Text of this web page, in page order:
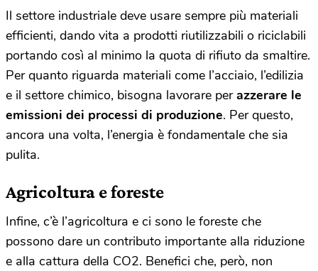
Il settore industriale deve usare sempre più materiali
efficienti, dando vita a prodotti riutilizzabili o riciclabili
portando così al minimo la quota di rifiuto da smaltire.
Per quanto riguarda materiali come l’acciaio, l’edilizia
e il settore chimico, bisogna lavorare perazzerare le
emissioni dei processi di produzione. Per questo,
ancora una volta, l’energia è fondamentale che sia
pulita.
Agricoltura e foreste
Infine, c’è l’agricoltura e ci sono le foreste che
possono dare un contributo importante alla riduzione
e alla cattura della CO2. Benefici che, però, non